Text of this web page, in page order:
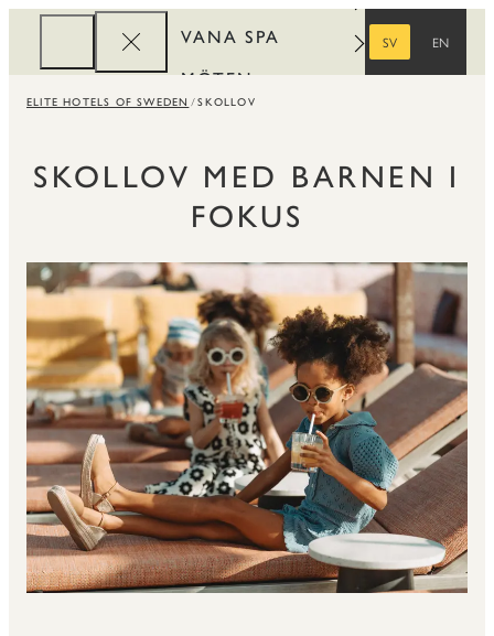
VANA SPA
MÖTEN
REWARDS
SV
EN
ELITE HOTELS OF SWEDEN SKOLLOV
SKOLLOV MED BARNEN I
FOKUS